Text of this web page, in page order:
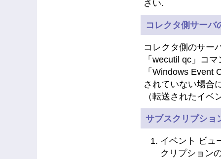
さい.
コレクタ側サーバ
コレクタ側のサー
「wecutil qc」コ
「Windows Event
されていない場合
（転送されたイ
サブスクリプショ
イベント ビュ
クリプション